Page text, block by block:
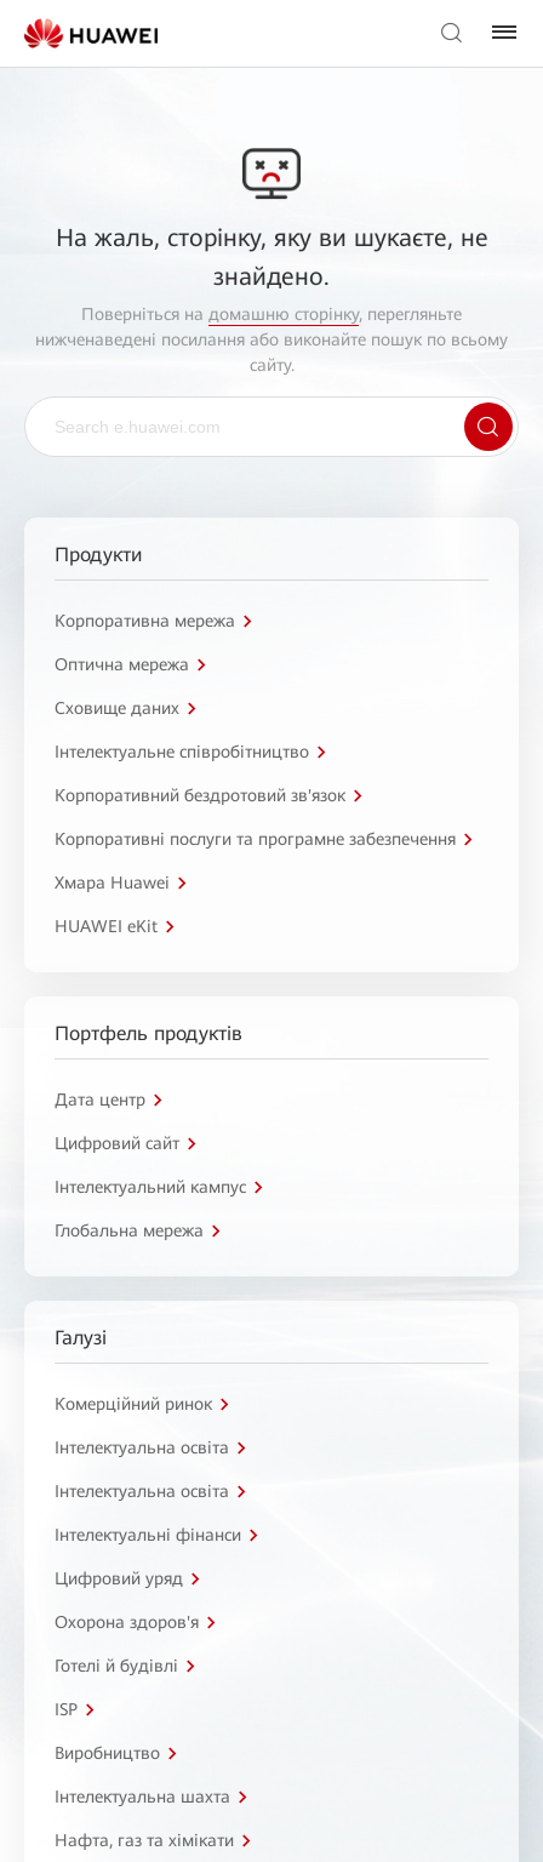
На жаль, сторінку, яку ви шукаєте, не
знайдено.
Поверніться на домашню сторінку, перегляньте
нижченаведені посилання або виконайте пошук по всьому
сайту.
Продукти
Корпоративна мережа
Оптична мережа
Сховище даних
Інтелектуальне співробітництво
Корпоративний бездротовий зв'язок
Корпоративні послуги та програмне забезпечення
Хмара Huawei
HUAWEI eKit
Портфель продуктів
Дата центр
Цифровий сайт
Інтелектуальний кампус
Глобальна мережа
Галузі
Комерційний ринок
Інтелектуальна освіта
Інтелектуальна освіта
Інтелектуальні фінанси
Цифровий уряд
Охорона здоров'я
Готелі й будівлі
ISP
Виробництво
Інтелектуальна шахта
Нафта, газ та хімікати